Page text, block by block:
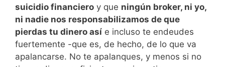
suicidio financiero y que ningún broker, ni yo,
ni nadie nos responsabilizamos de que
pierdas tu dinero así e incluso te endeudes
fuertemente -que es, de hecho, de lo que va
apalancarse. No te apalanques, y menos si no